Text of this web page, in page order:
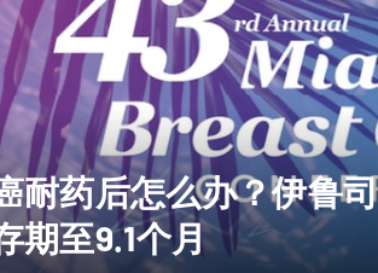
耐药后怎么办？伊鲁
期至9.1个月